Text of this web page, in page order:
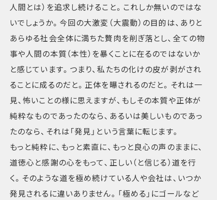
人間とは）を追求し続けること。これしか無いのではな
いでしょうか。今回の大激変（大震動）の目的は、ありと
あらゆる社会全体に満ちた贅肉を削ぎ落とし、全ての物
事や人間の本質（本性）を暴くことに在るのではないか
と感じています。つまり、私たちの化けの皮が剥がされ
ることに成るのだと。正体を曝されるのだと。それは一
見、怖いことの様に思えますが、もしその本質や正体が
純粋なものであったのなら、あるいは美しいものであっ
たのなら、それは「発見」という言葉に転じます。
もっと純粋に、もっと素直に、もっと良心の声のままに、
道徳心と感謝の心をもって、正しい（と信じる）道を行
く。そのような道を極め続けている人や会社は、いつか
発見されるに違いありません。「極める」にゴールなど